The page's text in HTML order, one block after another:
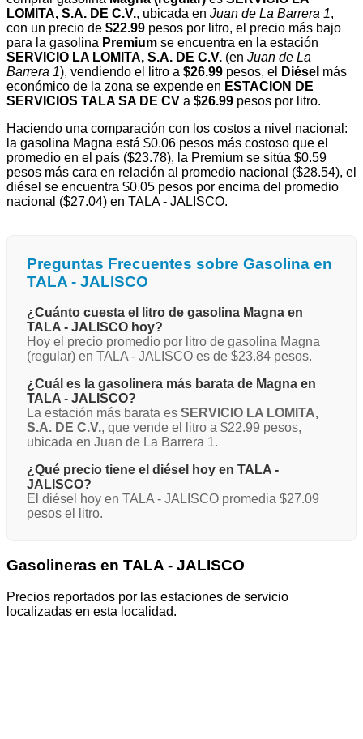
LOMITA, S.A. DE C.V., ubicada en Juan de La Barrera 1,
con un precio de $22.99 pesos por litro, el precio más bajo
para la gasolina Premium se encuentra en la estación
SERVICIO LA LOMITA, S.A. DE C.V. (en Juan de La
Barrera 1), vendiendo el litro a $26.99 pesos, el Diésel más
económico de la zona se expende en ESTACION DE
SERVICIOS TALA SA DE CV a $26.99 pesos por litro.
Haciendo una comparación con los costos a nivel nacional:
la gasolina Magna está $0.06 pesos más costoso que el
promedio en el país ($23.78), la Premium se sitúa $0.59
pesos más cara en relación al promedio nacional ($28.54), el
diésel se encuentra $0.05 pesos por encima del promedio
nacional ($27.04) en TALA - JALISCO.
Preguntas Frecuentes sobre Gasolina en
TALA - JALISCO
¿Cuánto cuesta el litro de gasolina Magna en
TALA - JALISCO hoy?
Hoy el precio promedio por litro de gasolina Magna
(regular) en TALA - JALISCO es de $23.84 pesos.
¿Cuál es la gasolinera más barata de Magna en
TALA - JALISCO?
La estación más barata es SERVICIO LA LOMITA,
S.A. DE C.V., que vende el litro a $22.99 pesos,
ubicada en Juan de La Barrera 1.
¿Qué precio tiene el diésel hoy en TALA -
JALISCO?
El diésel hoy en TALA - JALISCO promedia $27.09
pesos el litro.
Gasolineras en TALA - JALISCO
Precios reportados por las estaciones de servicio
localizadas en esta localidad.